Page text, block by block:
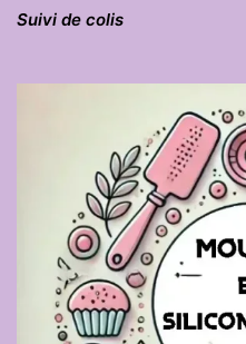
Suivi de colis